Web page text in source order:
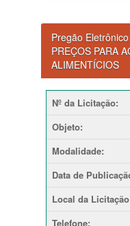
Pregão
PREÇOS PARA
ALIMENTÍCIOS
Nº da Licitação:
Objeto:
Modalidade:
Data de
Local da Licitação
Telefone: